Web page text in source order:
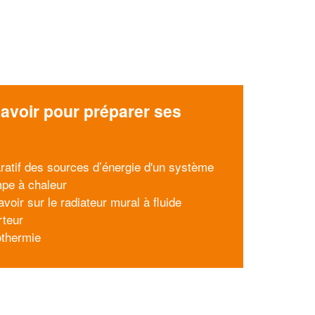
pour préparer ses
des sources d’énergie d'un système
à chaleur
sur le radiateur mural à fluide